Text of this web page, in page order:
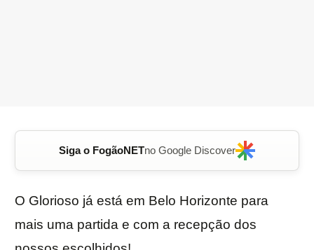
Siga o FogãoNETno Google Discover
O Glorioso já está em Belo Horizonte para
mais uma partida e com a recepção dos